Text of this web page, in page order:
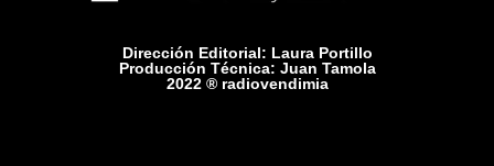
Dirección Editorial: Laura Portillo
Producción Técnica: Juan Tamola
2022 ® radiovendimia